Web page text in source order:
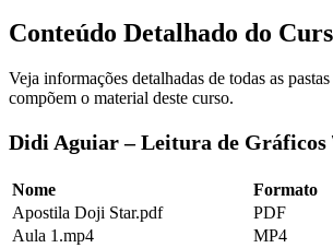
Conteúdo Detalhado do
Veja informações detalhadas de todas as
compõem o material deste curso.
Didi Aguiar – Leitura de Gráficos
Nome Formato
Apostila Doji Star.pdf
PDF
Aula 1.mp4
MP4